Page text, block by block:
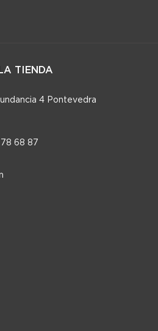
TIENDA
4 Pontevedra
68 87